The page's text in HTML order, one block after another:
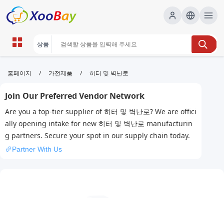
히터 및 벽난로 | XOOBAY B2B/B2C
히터, 벽난로, 난방, wholesale 히터 및 벽난로,
XOOBAY
히터 및 벽난로 정보와 설치 팁, 비교 가이드 제공
홈페이지 / 가전제품 / 히터 및 벽난로
Join Our Preferred Vendor Network
Are you a top-tier supplier of 히터 및 벽난로? We are offici
ally opening intake for new 히터 및 벽난로 manufacturin
g partners. Secure your spot in our supply chain today.
Partner With Us